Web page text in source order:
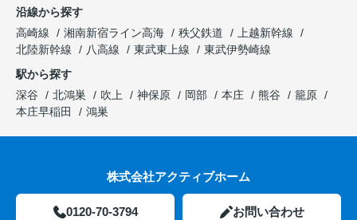
沿線から探す
高崎線
湘南新宿ライン高海 秩父鉄道
上越新幹線
北陸新幹線
八高線 東武東上線
東武伊勢崎線
駅から探す
深谷
北鴻巣 吹上 神保原 岡部 本庄 熊谷
籠原
本庄早稲田
鴻巣
株式会社アクティブホーム
0120-70-3794 お問い合わせ